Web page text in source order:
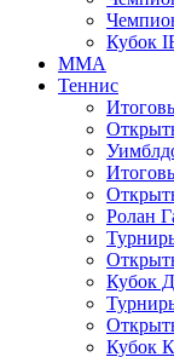
Кубок
MMA
Теннис
Ролан
Кубок
Кубок